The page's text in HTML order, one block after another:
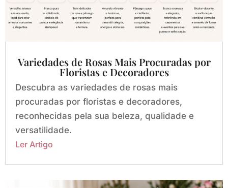
Variedades de Rosas Mais Procuradas por
Floristas e Decoradores
Descubra as variedades de rosas mais
procuradas por floristas e decoradores,
reconhecidas pela sua beleza, qualidade e
versatilidade.